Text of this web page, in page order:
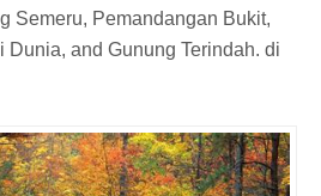
Semeru, Pemandangan Bukit,
Dunia, and Gunung Terindah. di